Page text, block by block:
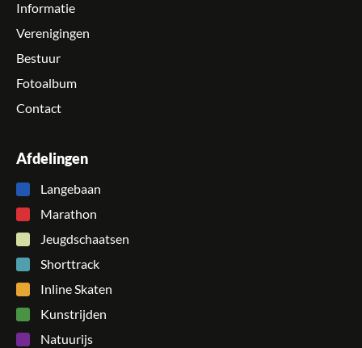
Informatie
Verenigingen
Bestuur
Fotoalbum
Contact
Afdelingen
Langebaan
Marathon
Jeugdschaatsen
Shorttrack
Inline Skaten
Kunstrijden
Natuurijs